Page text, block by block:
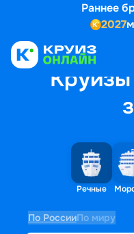
Раннее
2027
Речные
По РоссииПо миру